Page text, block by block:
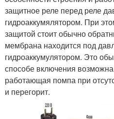
защитное реле перед реле
гидроаккумялятором. При
защитой стоит обычно
мембрана находится под
гидроаккумулятором. Это
способе включения возможна
работающая помпа при
и перегорит.